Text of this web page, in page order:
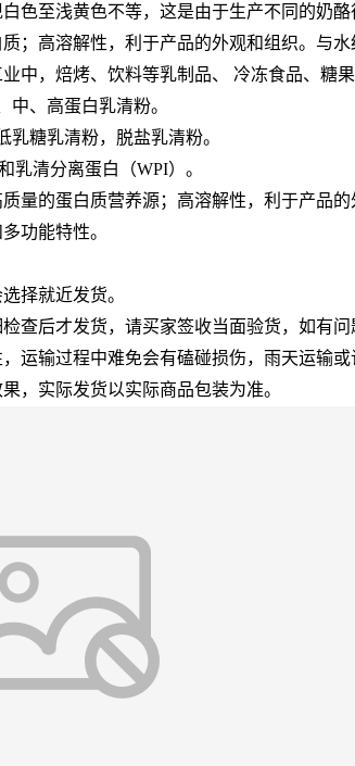
色至浅黄色不等，这是由于生产不同的奶酪
质；高溶解性，利于产品的外观和组织。与
中，焙烤、饮料等乳制品、 冷冻食品、糖果
中、高蛋白乳清粉。
乳糖乳清粉，脱盐乳清粉。
乳清分离蛋白（WPI）。
量的蛋白质营养源；高溶解性，利于产品
功能特性。
择就近发货。
查后才发货，请买家签收当面验货，如有问
运输过程中难免会有磕碰损伤，雨天运输
，实际发货以实际商品包装为准。